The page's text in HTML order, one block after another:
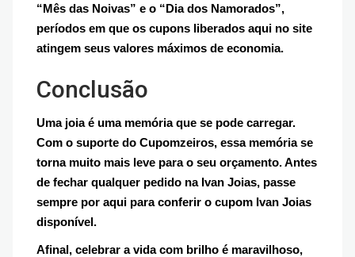
“Mês das Noivas” e o “Dia dos Namorados”,
períodos em que os cupons liberados aqui no site
atingem seus valores máximos de economia.
Conclusão
Uma joia é uma memória que se pode carregar.
Com o suporte do Cupomzeiros, essa memória se
torna muito mais leve para o seu orçamento. Antes
de fechar qualquer pedido na Ivan Joias, passe
sempre por aqui para conferir o cupom Ivan Joias
disponível.
Afinal, celebrar a vida com brilho é maravilhoso,